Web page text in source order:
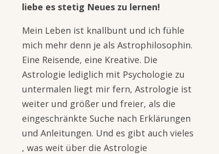
liebe es stetig Neues zu lernen!
Mein Leben ist knallbunt und ich fühle
mich mehr denn je als Astrophilosophin.
Eine Reisende, eine Kreative. Die
Astrologie lediglich mit Psychologie zu
untermalen liegt mir fern, Astrologie ist
weiter und größer und freier, als die
eingeschränkte Suche nach Erklärungen
und Anleitungen. Und es gibt auch vieles
, was weit über die Astrologie